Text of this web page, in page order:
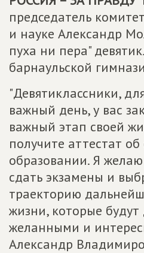
председатель
и науке Александр
пуха ни пера"
барнаульской
"Девятиклассники,
важный день, у вас
важный этап своей
получите аттестат
образовании. Я
сдать экзамены и
траекторию
жизни, которые
желанными и
Александр